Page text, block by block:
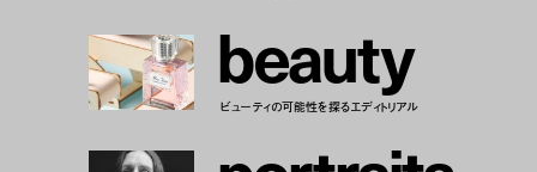
beauty
ビューティの可能性を探るエディトリアル